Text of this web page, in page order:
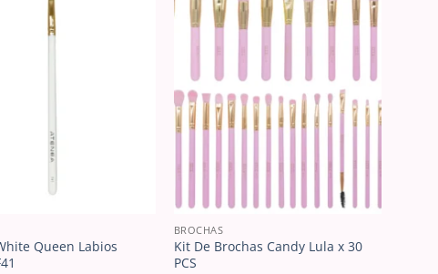
Queen Labios
BROCHAS
Kit De Brochas Candy Lula x 30
PCS